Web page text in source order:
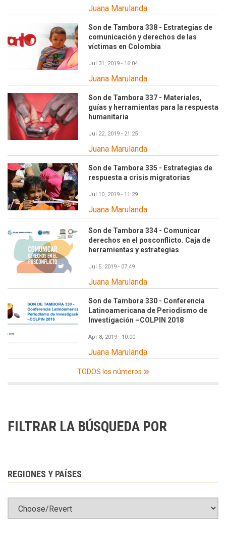
Juana Marulanda
Son de Tambora 338 - Estrategias de
comunicación y derechos de las
víctimas en Colombia
Jul 31, 2019 - 16:04
Juana Marulanda
Son de Tambora 337 - Materiales,
guías y herramientas para la respuesta
humanitaria
Jul 22, 2019 - 21:25
Juana Marulanda
Son de Tambora 335 - Estrategias de
respuesta a crisis migratorias
Jul 10, 2019 - 11:29
Juana Marulanda
Son de Tambora 334 - Comunicar
derechos en el posconflicto. Caja de
herramientas y estrategias
Jul 5, 2019 - 07:49
Juana Marulanda
Son de Tambora 330 - Conferencia
Latinoamericana de Periodismo de
Investigación –COLPIN 2018
Apr 8, 2019 - 10:00
Juana Marulanda
TODOS los números
FILTRAR LA BÚSQUEDA POR
REGIONES Y PAÍSES